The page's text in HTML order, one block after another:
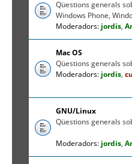
Qüestions generals
Windows Phone,
Moderadors: jordis,
Mac OS
Qüestions generals
Moderadors: jordis,
GNU/Linux
Qüestions generals
Moderadors: jordis,